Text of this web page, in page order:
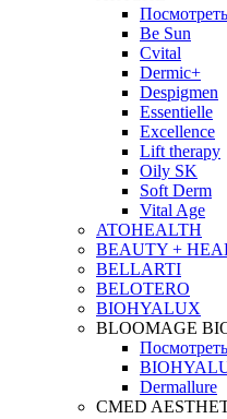
Be Sun
Cvital
Dermic+
Despigmen
Essentielle
Excellence
Lift therapy
Oily SK
Soft Derm
Vital Age
ATOHEALTH
BEAUTY +
BELLARTI
BELOTERO
BIOHYALUX
BLOOMAGE
Dermallure
CMED